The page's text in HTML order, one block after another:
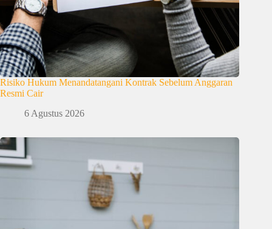
Risiko Hukum Menandatangani Kontrak Sebelum Anggaran
Resmi Cair
6 Agustus 2026